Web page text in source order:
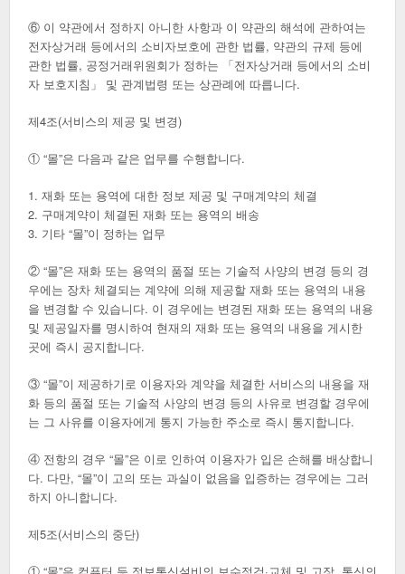
⑥ 이 약관에서 정하지 아니한 사항과 이 약관의 해석에 관하여는
전자상거래 등에서의 소비자보호에 관한 법률, 약관의 규제 등에
관한 법률, 공정거래위원회가 정하는 「전자상거래 등에서의 소비
자 보호지침」 및 관계법령 또는 상관례에 따릅니다.
제4조(서비스의 제공 및 변경)
① “몰”은 다음과 같은 업무를 수행합니다.
1. 재화 또는 용역에 대한 정보 제공 및 구매계약의 체결
2. 구매계약이 체결된 재화 또는 용역의 배송
3. 기타 “몰”이 정하는 업무
② “몰”은 재화 또는 용역의 품절 또는 기술적 사양의 변경 등의 경
우에는 장차 체결되는 계약에 의해 제공할 재화 또는 용역의 내용
을 변경할 수 있습니다. 이 경우에는 변경된 재화 또는 용역의 내용
및 제공일자를 명시하여 현재의 재화 또는 용역의 내용을 게시한
곳에 즉시 공지합니다.
③ “몰”이 제공하기로 이용자와 계약을 체결한 서비스의 내용을 재
화 등의 품절 또는 기술적 사양의 변경 등의 사유로 변경할 경우에
는 그 사유를 이용자에게 통지 가능한 주소로 즉시 통지합니다.
④ 전항의 경우 “몰”은 이로 인하여 이용자가 입은 손해를 배상합니
다. 다만, “몰”이 고의 또는 과실이 없음을 입증하는 경우에는 그러
하지 아니합니다.
제5조(서비스의 중단)